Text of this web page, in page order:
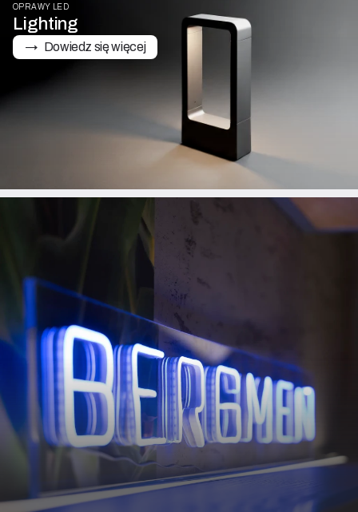
OPRAWY LED
Lighting
→   Dowiedz się więcej